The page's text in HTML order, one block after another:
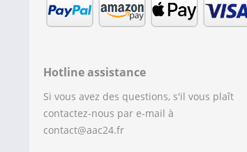
Hotline assistance
Si vous avez des questions, s'il vous plaît
contactez-nous par e-mail à
contact@aac24.fr